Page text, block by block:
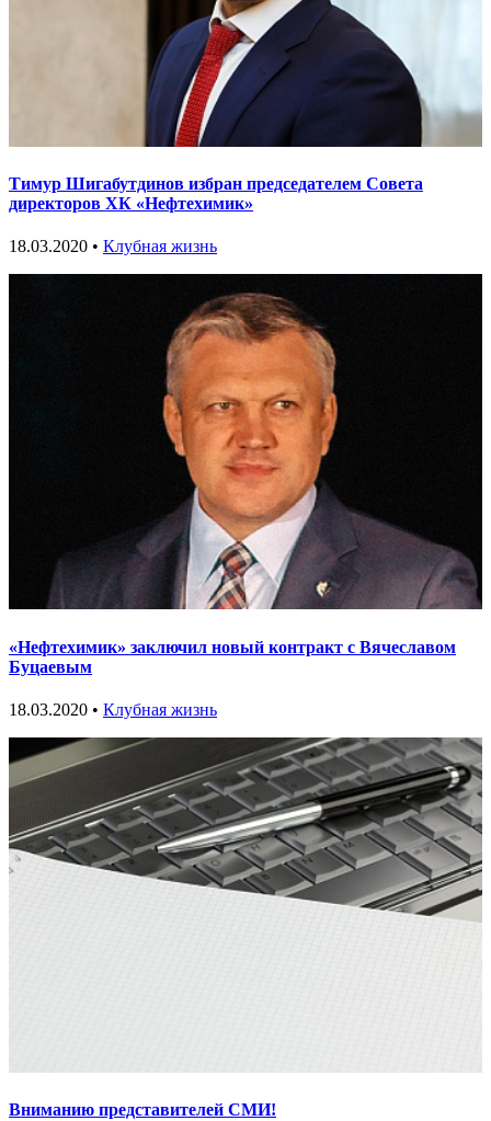
Тимур Шигабутдинов избран председателем Совета
директоров ХК «Нефтехимик»
18.03.2020 • Клубная жизнь
«Нефтехимик» заключил новый контракт с Вячеславом
Буцаевым
18.03.2020 • Клубная жизнь
Вниманию представителей СМИ!